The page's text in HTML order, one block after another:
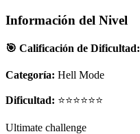
Información del Nivel
🎯 Calificación de Dificultad:
Categoría: Hell Mode
Dificultad: ⭐⭐⭐⭐⭐⭐
Ultimate challenge